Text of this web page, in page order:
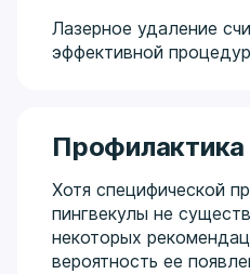
Лазерное удаление
эффективной
Профилактика
Хотя специфической
пингвекулы не
некоторых
вероятность ее